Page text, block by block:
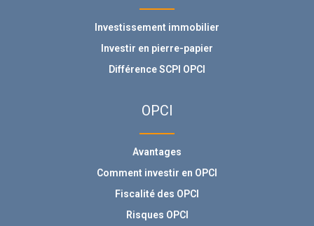
Investissement immobilier
Investir en pierre-papier
Différence SCPI OPCI
OPCI
Avantages
Comment investir en OPCI
Fiscalité des OPCI
Risques OPCI